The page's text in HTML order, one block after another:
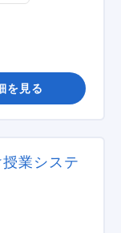
を見る
業システ